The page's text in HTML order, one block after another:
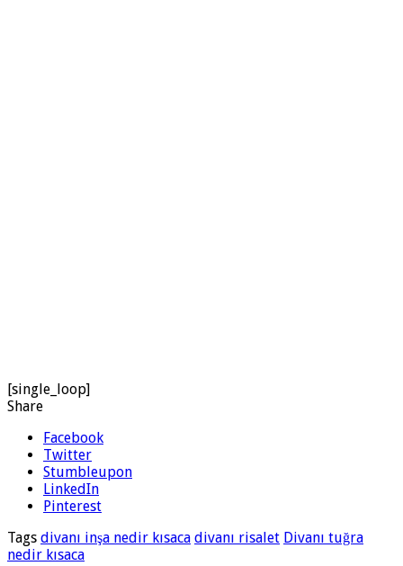
[single_loop]
Share
Facebook
Twitter
Stumbleupon
LinkedIn
Pinterest
Tags divanı inşa nedir kısaca divanı risalet Divanı tuğra
nedir kısaca